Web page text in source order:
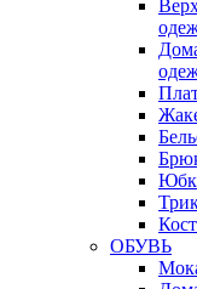
ОБУВЬ